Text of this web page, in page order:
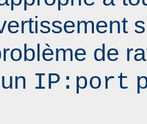
de
IP:port